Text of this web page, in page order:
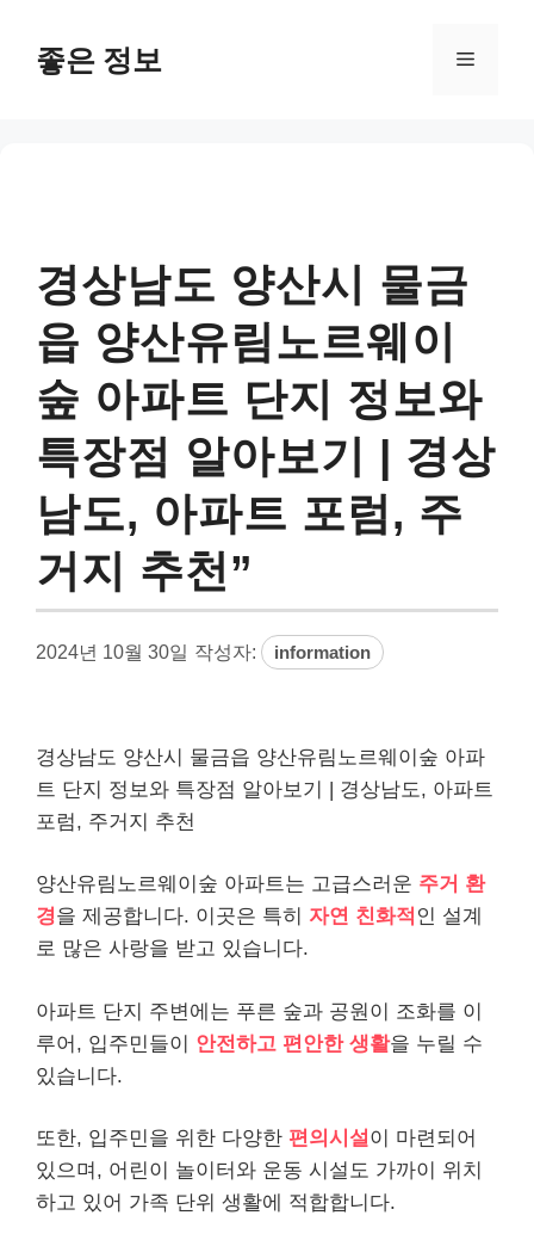
좋은 정보 메
경상남도 양산시 물금
읍 양산유림노르웨이
숲 아파트 단지 정보와
특장점 알아보기 | 경상
남도, 아파트 포럼, 주
거지 추천”
2024년 10월 30일 작성자: information
경상남도 양산시 물금읍 양산유림노르웨이숲 아파
트 단지 정보와 특장점 알아보기 | 경상남도, 아파트
포럼, 주거지 추천
양산유림노르웨이숲 아파트는 고급스러운 주거 환
경을 제공합니다. 이곳은 특히 자연 친화적 인 설계
로 많은 사랑을 받고 있습니다.
아파트 단지 주변에는 푸른 숲과 공원이 조화를 이
루어, 입주민들이 안전하고 편안한 생활을 누릴 수
있습니다.
또한, 입주민을 위한 다양한 편의시설이 마련되어
있으며, 어린이 놀이터와 운동 시설도 가까이 위치
하고 있어 가족 단위 생활에 적합합니다.